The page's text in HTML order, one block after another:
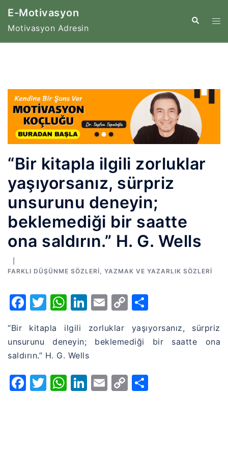
İçeriğe
E-Motivasyon
Motivasyon Adresin
Search
“Bir kitapla ilgili zorluklar
yaşıyorsanız, sürpriz
unsurunu deneyin;
beklemediği bir saatte
ona saldırın.” H. G. Wells
FARKLI DÜŞÜNME SÖZLERI YAZMAK VE YAZARLIK SÖZLERI
Facebook
Twitter
WhatsApp
LinkedIn
Email
Copy
“Bir kitapla ilgili zorluklar yaşıyorsanız, sürpriz
unsurunu deneyin; beklemediği bir saatte ona
saldırın.” H. G. Wells
Facebook
Twitter
WhatsApp
LinkedIn
Email
Copy